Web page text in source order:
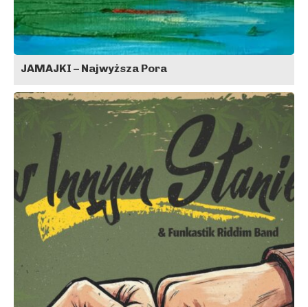
JAMAJKI – Najwyższa Pora